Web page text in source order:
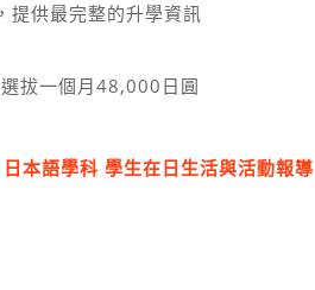
提供最完整的升學資訊
拔一個月48,000日圓
本語學科 學生在日生活與活動報導